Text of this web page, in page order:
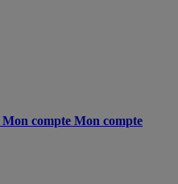
Mon compte Mon compte